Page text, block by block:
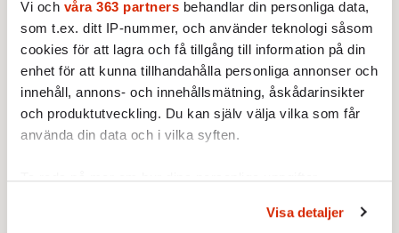
Vi och våra 363 partners behandlar din personliga data,
som t.ex. ditt IP-nummer, och använder teknologi såsom
cookies för att lagra och få tillgång till information på din
enhet för att kunna tillhandahålla personliga annonser och
innehåll, annons- och innehållsmätning, åskådarinsikter
och produktutveckling. Du kan själv välja vilka som får
använda din data och i vilka syften.
Ta reda på mer om hur dina personliga uppgifter
Du kan ändra eller dra tillbaka ditt samtycke när som
Visa detaljer